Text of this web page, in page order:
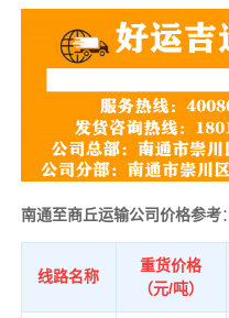
南通至商丘运输公司价格参考：
线路名称
重货价格
（元/吨）